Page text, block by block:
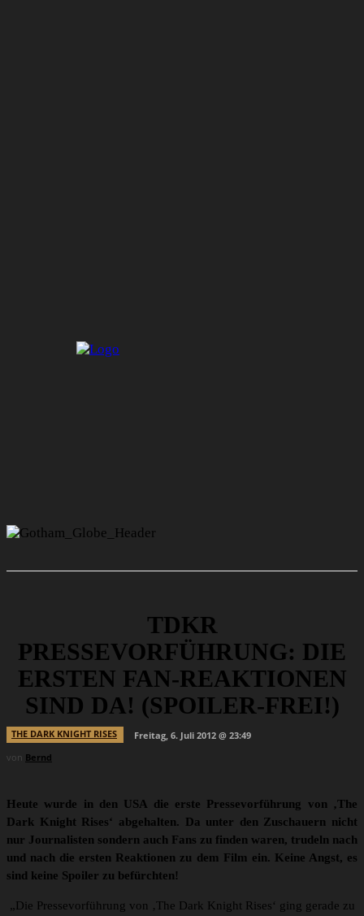
TDKR
PRESSEVORFÜHRUNG: DIE
ERSTEN FAN-REAKTIONEN
SIND DA! (SPOILER-FREI!)
THE DARK KNIGHT RISES
Freitag, 6. Juli 2012 @ 23:49
von Bernd
Heute wurde in den USA die erste Pressevorführung von ‚The
Dark Knight Rises‘ abgehalten. Da unter den Zuschauern nicht
nur Journalisten sondern auch Fans zu finden waren, trudeln nach
und nach die ersten Reaktionen zu dem Film ein. Keine Angst, es
sind keine Spoiler zu befürchten!
„Die Pressevorführung von ‚The Dark Knight Rises‘ ging gerade zu